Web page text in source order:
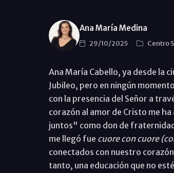
Ana María Medina
29/10/2025 Centro
Ana María Cabello, ya desde la
Jubileo, pero en ningún
con la presencia del Señor a
corazón al amor de Cristo me
juntos" como don de
me llegó fue cuore con cuore
conectados con nuestro
tanto, una educación que no